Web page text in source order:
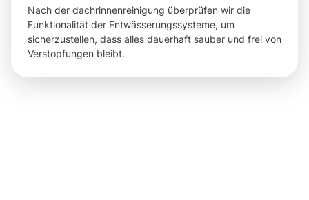
Nach der dachrinnenreinigung überprüfen wir die
Funktionalität der Entwässerungssysteme, um
sicherzustellen, dass alles dauerhaft sauber und frei von
Verstopfungen bleibt.